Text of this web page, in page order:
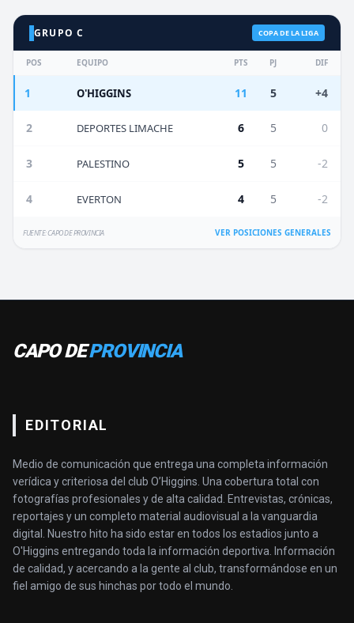
GRUPO C COPA DE LA LIGA
POS EQUIPO PTS PJ DIF
1 O'HIGGINS 11 5 +4
2 DEPORTES LIMACHE 6 5 0
3 PALESTINO 5 5 -2
4 EVERTON 4 5 -2
FUENTE: CAPO DE PROVINCIA VER POSICIONES GENERALES
CAPO DEPROVINCIA
EDITORIAL
Medio de comunicación que entrega una completa información
verídica y criteriosa del club O’Higgins. Una cobertura total con
fotografías profesionales y de alta calidad. Entrevistas, crónicas,
reportajes y un completo material audiovisual a la vanguardia
digital. Nuestro hito ha sido estar en todos los estadios junto a
O'Higgins entregando toda la información deportiva. Información
de calidad, y acercando a la gente al club, transformándose en un
fiel amigo de sus hinchas por todo el mundo.